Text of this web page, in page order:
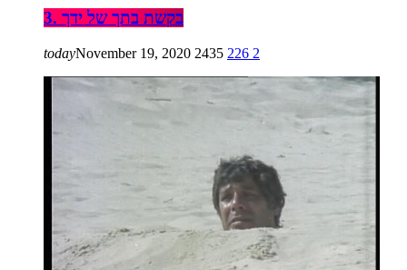
3. בקשת בתך של ידך
todayNovember 19, 2020 2435 226 2